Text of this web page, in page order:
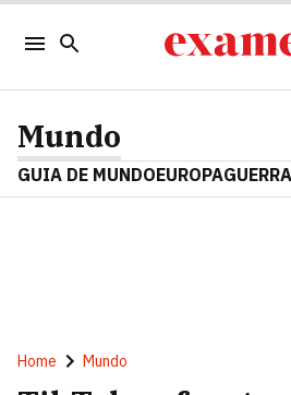
Mundo
GUIA DE MUNDOEUROPA
Home Mundo